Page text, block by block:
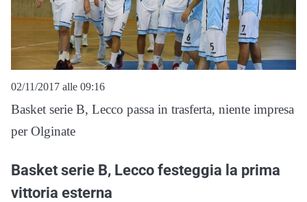
02/11/2017 alle 09:16
Basket serie B, Lecco passa in trasferta, niente impresa
per Olginate
Basket serie B, Lecco festeggia la prima
vittoria esterna